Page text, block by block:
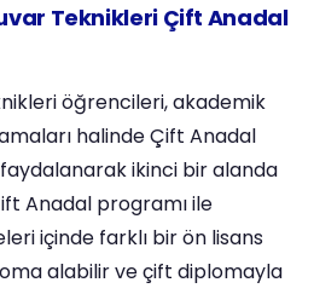
Teknikleri Çift Anadal
öğrencileri, akademik
halinde Çift Anadal
ikinci bir alanda
Anadal programı ile
içinde farklı bir ön lisans
alabilir ve çift diplomayla